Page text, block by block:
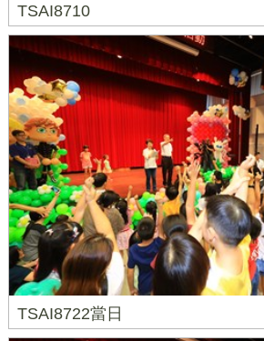
TSAI8710
TSAI8722當日